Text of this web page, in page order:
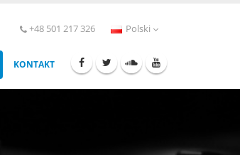
+48 501 217 326 Polski
KONTAKT